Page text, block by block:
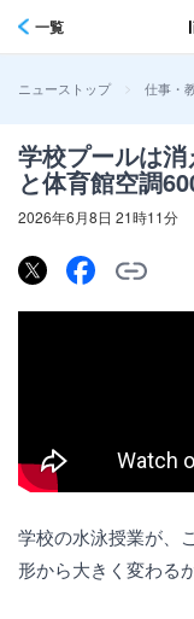
一覧
ニューストップ > 仕事・
学校プールは
と体育館空調
2026年6月8日 21時11分
学校の水泳授業が、
形から大きく変わる